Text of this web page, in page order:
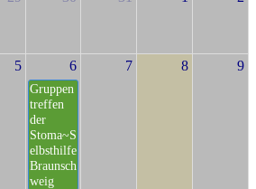
5 6
Gruppen
treffen
der
Stoma~S
elbsthilfe
Braunsch
weig
7 8 9